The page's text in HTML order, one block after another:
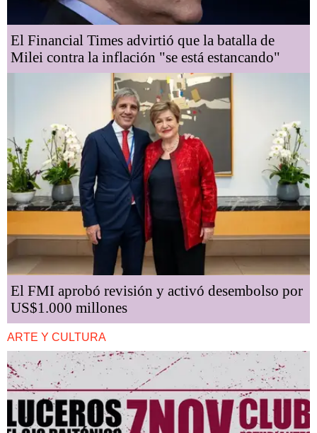
El Financial Times advirtió que la batalla de
Milei contra la inflación "se está estancando"
El FMI aprobó revisión y activó desembolso por
US$1.000 millones
ARTE Y CULTURA